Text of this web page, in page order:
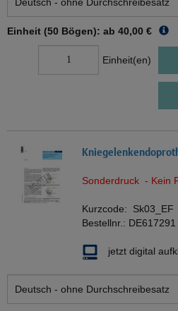
Einheit (50 Bögen): ab 40,00 €
Einheit(en)
Sonderdruck - Kein
Kurzcode: Sk03_EF
Bestellnr.: DE617291
jetzt digital